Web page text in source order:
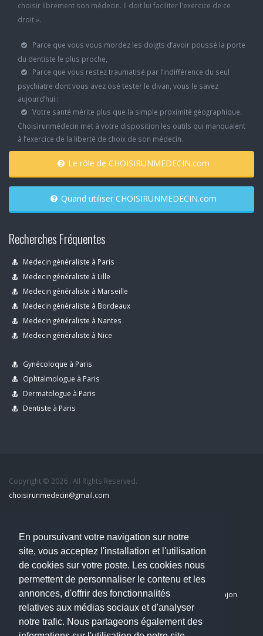
En poursuivant votre navigation sur notre
site, vous acceptez l'installation et l'utilisation
de cookies sur votre poste. Les cookies nous
permettent de personnaliser le contenu et les
annonces, d'offrir des fonctionnalités
relatives aux médias sociaux et d'analyser
notre trafic. Nous partageons également des
choisir librement son médecin. Il doit lui faciliter l'exercice de ce
droit ».
Parce que vous vous mordez les doigts d’avoir poussé la porte
du dentiste le plus proche,
Parce que vous restez traumatisé par l’indifférence du seul
psychiatre dont vous avez osé tester le divan, vous le savez
aujourd’hui :
Votre santé mérite plus que la simple proximité géographique.
Choisirunmédecin met à votre disposition les outils qui manquaient
à l’exercice de la liberté de choix de son médecin.
Le rôle de CHOISIRUNMEDECIN.com
Quand utiliser CHOISIRUNMEDECIN.com
Recherches Fréquentes
Medecin généraliste à Paris
Medecin généraliste à Lille
Medecin généraliste à Marseille
Medecin généraliste à Bordeaux
Medecin généraliste à Nantes
Medecin généraliste à Nice
Gynécoloque à Paris
Ophtalmologue à Paris
Dermatologue à Paris
Dentiste à Paris
Copyright © 2026 . All Rights Reserved.
choisirunmedecin@gmail.com
Accueil
Blog
Mon compte
Dernier avis : PASCAL DELCAMPE, Chirurgien maxillo-faciale à Arpajon
Mentions légales
Politique de confidentialité